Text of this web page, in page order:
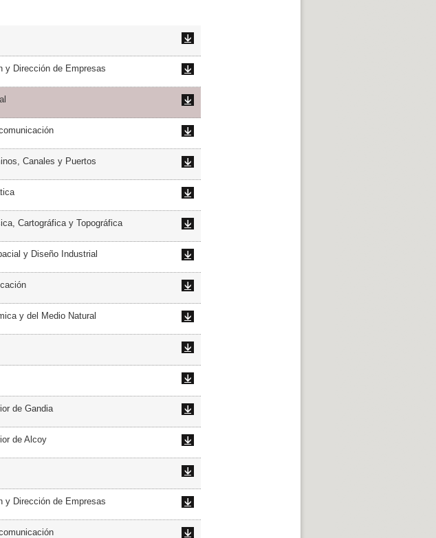
y Dirección de Empresas
Canales y Puertos
Cartográfica y Topográfica
y Diseño Industrial
y del Medio Natural
de Gandia
de Alcoy
y Dirección de Empresas